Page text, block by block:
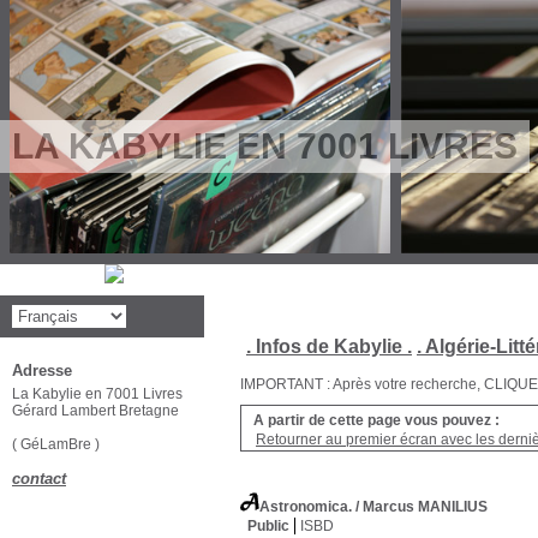
LA KABYLIE EN 7001 LIVRES
. Infos de Kabylie . . Algérie-
IMPORTANT : Après votre recherche,
A partir de cette page vous pouvez :
Retourner au premier écran avec les
Astronomica. / Marcus MANILIUS
Public
ISBD
Adresse
La Kabylie en 7001 Livres
Gérard Lambert Bretagne
( GéLamBre )
contact